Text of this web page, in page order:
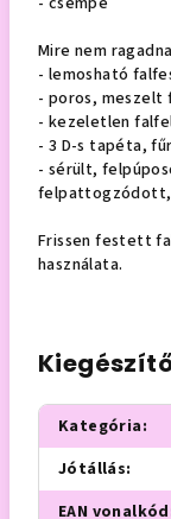
Mire nem
- lemosható
- poros, meszelt
- kezeletlen
- 3 D-s tapéta,
- sérült,
Frissen festett
használata.
Kategória:
Jótállás:
EAN vonalkód